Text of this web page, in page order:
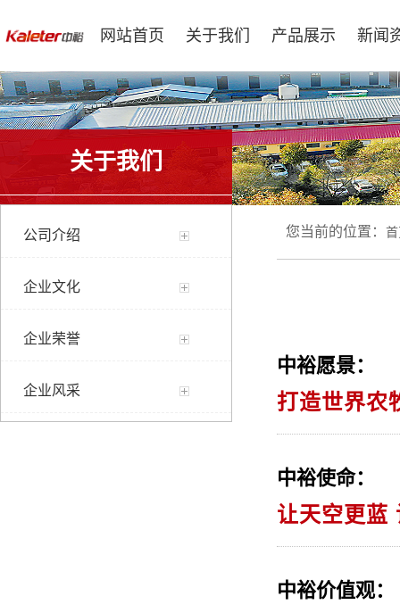
网站首页 关于我们 产品展示 新闻
关于我们
公司介绍
企业文化
企业荣誉
企业风采
您当前的位置：
中裕愿景：
打造世界农
中裕使命：
让天空更蓝
中裕价值观：